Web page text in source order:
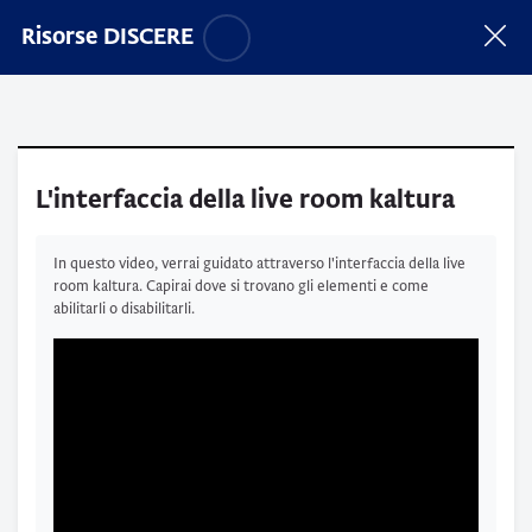
Risorse DISCERE
L'interfaccia della live room kaltura
In questo video, verrai guidato attraverso l'interfaccia della live
room kaltura. Capirai dove si trovano gli elementi e come
abilitarli o disabilitarli.